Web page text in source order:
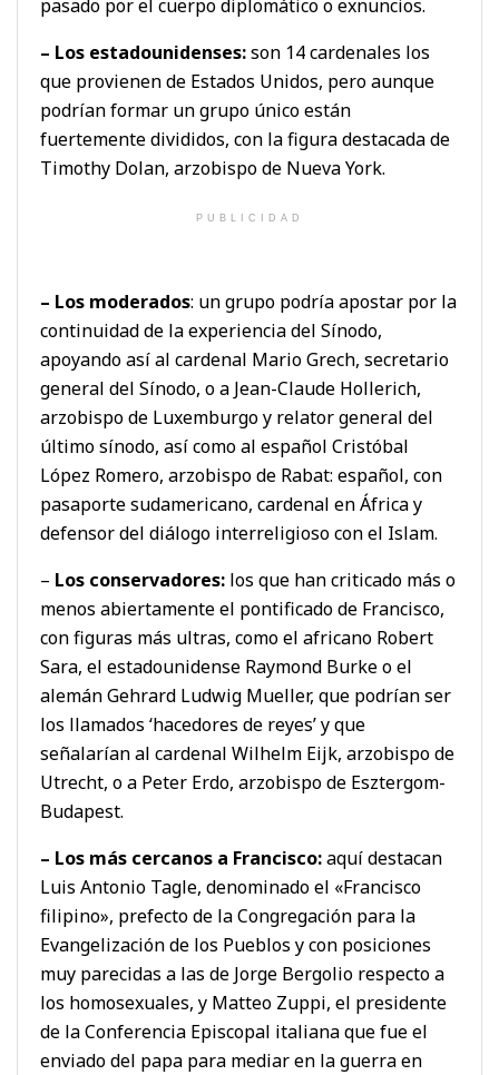
pasado por el cuerpo diplomático o exnuncios.
– Los estadounidenses:son 14 cardenales los
que provienen de Estados Unidos, pero aunque
podrían formar un grupo único están
fuertemente divididos, con la figura destacada de
Timothy Dolan, arzobispo de Nueva York.
PUBLICIDAD
– Los moderados: un grupo podría apostar por la
continuidad de la experiencia del Sínodo,
apoyando así al cardenal Mario Grech, secretario
general del Sínodo, o a Jean-Claude Hollerich,
arzobispo de Luxemburgo y relator general del
último sínodo, así como al español Cristóbal
López Romero, arzobispo de Rabat: español, con
pasaporte sudamericano, cardenal en África y
defensor del diálogo interreligioso con el Islam.
– Los conservadores: los que han criticado más o
menos abiertamente el pontificado de Francisco,
con figuras más ultras, como el africano Robert
Sara, el estadounidense Raymond Burke o el
alemán Gehrard Ludwig Mueller, que podrían ser
los llamados ‘hacedores de reyes’ y que
señalarían al cardenal Wilhelm Eijk, arzobispo de
Utrecht, o a Peter Erdo, arzobispo de Esztergom-
Budapest.
– Los más cercanos a Francisco:aquí destacan
Luis Antonio Tagle, denominado el «Francisco
filipino», prefecto de la Congregación para la
Evangelización de los Pueblos y con posiciones
muy parecidas a las de Jorge Bergolio respecto a
los homosexuales, y Matteo Zuppi, el presidente
de la Conferencia Episcopal italiana que fue el
enviado del papa para mediar en la guerra en